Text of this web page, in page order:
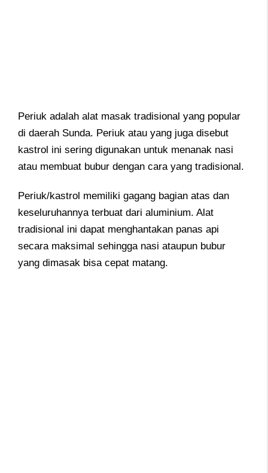
Periuk adalah alat masak tradisional yang popular
di daerah Sunda. Periuk atau yang juga disebut
kastrol ini sering digunakan untuk menanak nasi
atau membuat bubur dengan cara yang tradisional.
Periuk/kastrol memiliki gagang bagian atas dan
keseluruhannya terbuat dari aluminium. Alat
tradisional ini dapat menghantakan panas api
secara maksimal sehingga nasi ataupun bubur
yang dimasak bisa cepat matang.